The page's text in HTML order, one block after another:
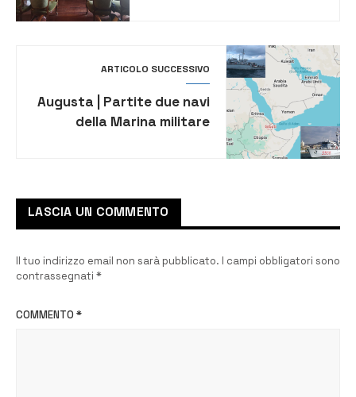
ARTICOLO SUCCESSIVO
Augusta | Partite due navi
della Marina militare
LASCIA UN COMMENTO
Il tuo indirizzo email non sarà pubblicato. I campi obbligatori sono
contrassegnati *
COMMENTO *